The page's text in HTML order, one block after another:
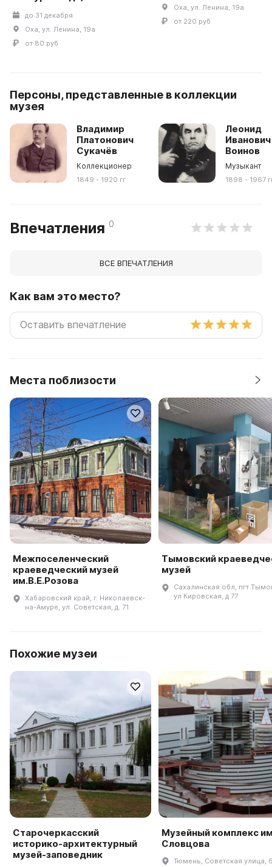
до 31 декабря
Оха, ул. Ленина, 19а
от 80 руб
Оха, ул. Ленина, 19а
от 220 руб
Персоны, представленные в коллекции
музея
Владимир
Платонович
Сукачёв
Коллекционер
1849 - 1920 гг
Леонид
Иванович
Воинов
Музыкант
1898 - 1967
Впечатления 0
ВСЕ ВПЕЧАТЛЕНИЯ
Как вам это место?
Места поблизости
Межпоселенческий
краеведческий музей
им.В.Е.Розова
Хабаровский край, г. Николаевск-
на-Амуре, ул. Советская, д. 71
Тымовский
музей
Сахалинская обл, пгт
ул Кировская, д 77
Похожие музеи
Старочеркасский
историко-архитектурный
музей-заповедник
Музейный комплекс
Словцова
Тюмень, Советская улица,